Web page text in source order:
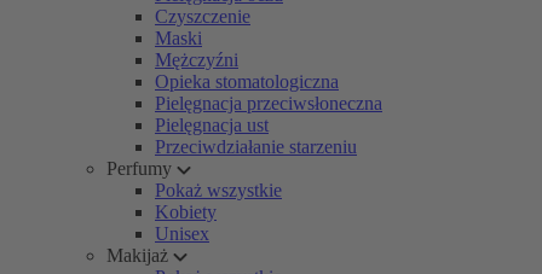
Czyszczenie
Maski
Mężczyźni
Opieka stomatologiczna
Pielęgnacja przeciwsłoneczna
Pielęgnacja ust
Przeciwdziałanie starzeniu
Perfumy
Pokaż wszystkie
Kobiety
Unisex
Makijaż